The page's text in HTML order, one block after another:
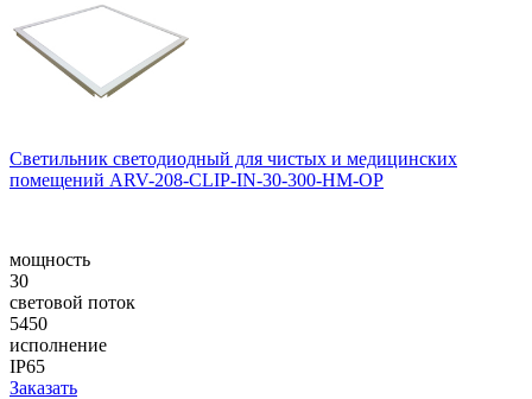
Светильник светодиодный для чистых и медицинских
помещений ARV-208-CLIP-IN-30-300-НM-OP
мощность
30
световой поток
5450
исполнение
IP65
Заказать